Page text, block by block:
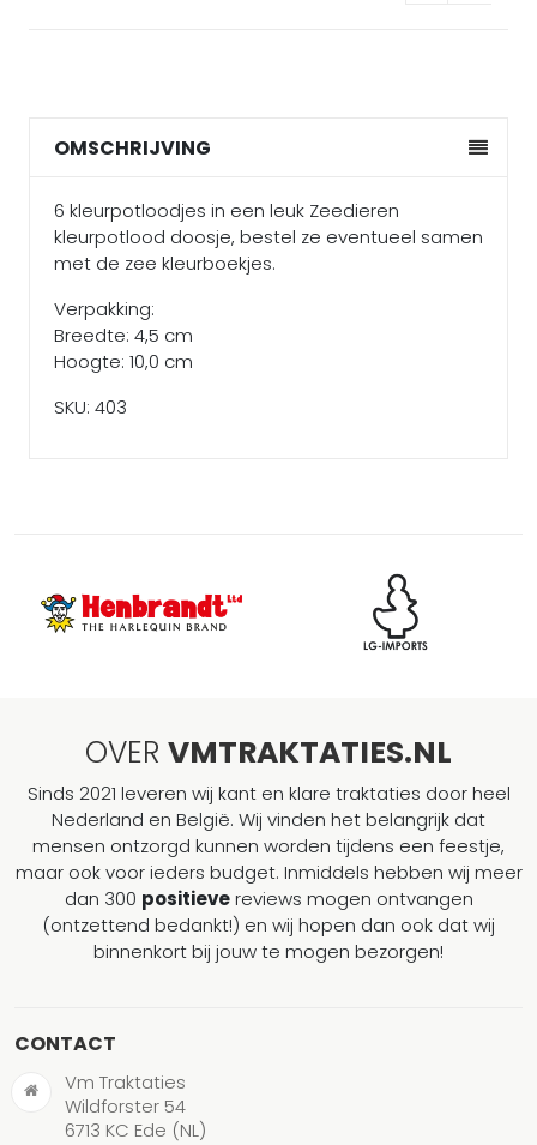
OMSCHRIJVING
6 kleurpotloodjes in een leuk Zeedieren
kleurpotlood doosje, bestel ze eventueel samen
met de zee kleurboekjes.
Verpakking:
Breedte: 4,5 cm
Hoogte: 10,0 cm
SKU: 403
OVER VMTRAKTATIES.NL
Sinds 2021 leveren wij kant en klare traktaties door heel
Nederland en België. Wij vinden het belangrijk dat
mensen ontzorgd kunnen worden tijdens een feestje,
maar ook voor ieders budget. Inmiddels hebben wij meer
dan 300 positievereviews mogen ontvangen
(ontzettend bedankt!) en wij hopen dan ook dat wij
binnenkort bij jouw te mogen bezorgen!
CONTACT
Vm Traktaties
Wildforster 54
6713 KC Ede (NL)